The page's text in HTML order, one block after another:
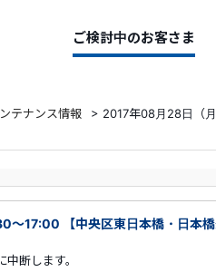
ご検討中のお客さま
テナンス情報 > 2017年08月28日（
17:00 【中央区東日本橋・日本橋
断します。